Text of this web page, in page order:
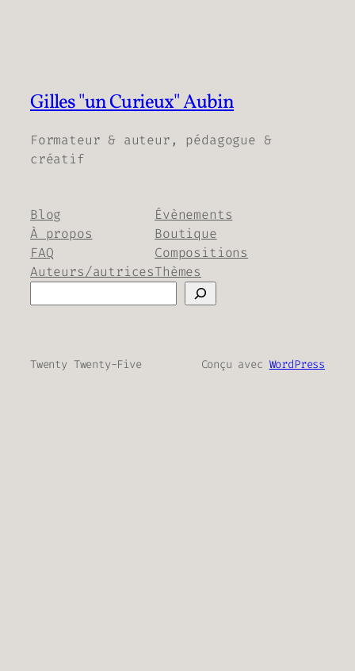
Gilles "un Curieux" Aubin
Formateur & auteur, pédagogue &
créatif
Blog
À propos
FAQ
Auteurs/autrices
Évènements
Boutique
Compositions
Thèmes
Twenty Twenty-Five Conçu avec WordPress